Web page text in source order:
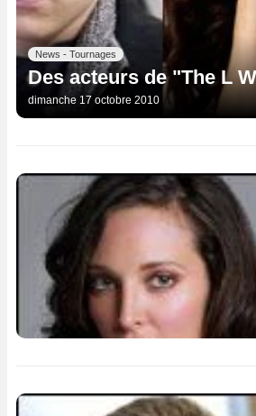
News - Tournages
Des acteurs de "The L
dimanche 17 octobre 2010